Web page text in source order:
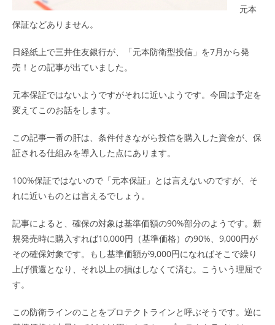
元本
保証などありません。
日経紙上で三井住友銀行が、「元本防衛型投信」を7月から発
売！との記事が出ていました。
元本保証ではないようですがそれに近いようです。今回は予定を
変えてこのお話をします。
この記事一番の肝は、条件付きながら投信を購入した資金が、保
証される仕組みを導入した点にあります。
100%保証ではないので「元本保証」とは言えないのですが、そ
れに近いものとは言えるでしょう。
記事によると、確保の対象は基準価額の90%部分のようです。新
規発売時に購入すれば10,000円（基準価格）の90%、9,000円が
その確保対象です。もし基準価額が9,000円になればそこで繰り
上げ償還となり、それ以上の損はしなくて済む。こういう理屈で
す。
この防衛ラインのことをプロテクトラインと呼ぶそうです。逆に